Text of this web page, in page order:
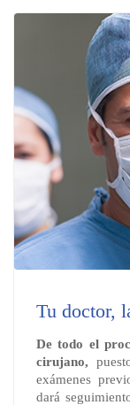
Tu doctor,
De todo el
cirujano,
exámenes
dará